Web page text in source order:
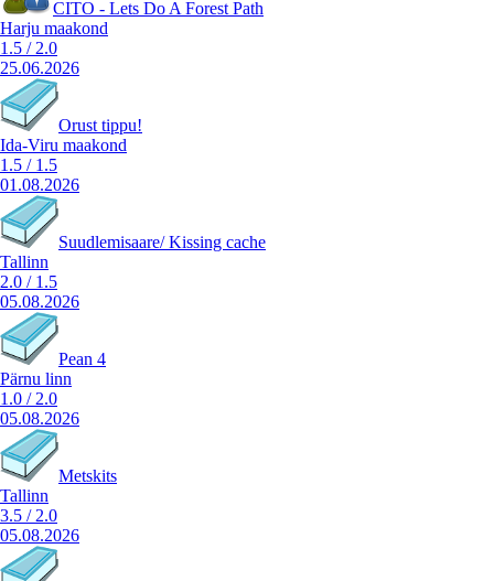
CITO - Lets Do A Forest Path
Harju maakond
1.5 / 2.0
25.06.2026
Orust tippu!
Ida-Viru maakond
1.5 / 1.5
01.08.2026
Suudlemisaare/ Kissing cache
Tallinn
2.0 / 1.5
05.08.2026
Pean 4
Pärnu linn
1.0 / 2.0
05.08.2026
Metskits
Tallinn
3.5 / 2.0
05.08.2026